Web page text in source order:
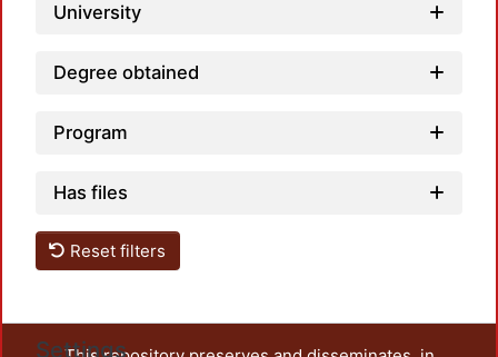
University
Degree obtained
Program
Has files
Reset filters
Settings